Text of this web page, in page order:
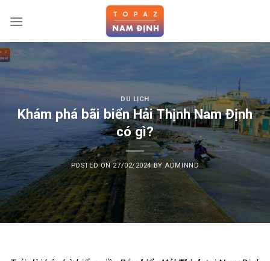
DU LỊCH
Khám phá bãi biển Hải Thịnh Nam Định
có gì?
POSTED ON27/02/2024BYADMINND